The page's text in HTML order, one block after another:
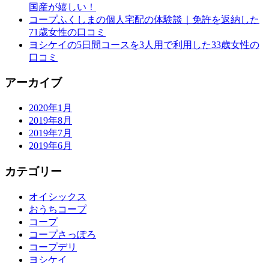
国産が嬉しい！
コープふくしまの個人宅配の体験談｜免許を返納した
71歳女性の口コミ
ヨシケイの5日間コースを3人用で利用した33歳女性の
口コミ
アーカイブ
2020年1月
2019年8月
2019年7月
2019年6月
カテゴリー
オイシックス
おうちコープ
コープ
コープさっぽろ
コープデリ
ヨシケイ